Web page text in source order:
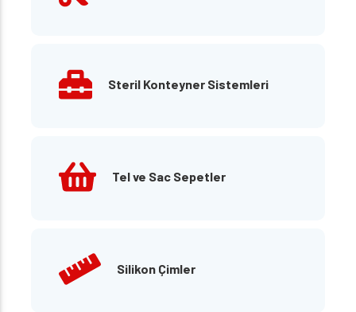
Steril Konteyner Sistemleri
Tel ve Sac Sepetler
Silikon Çimler